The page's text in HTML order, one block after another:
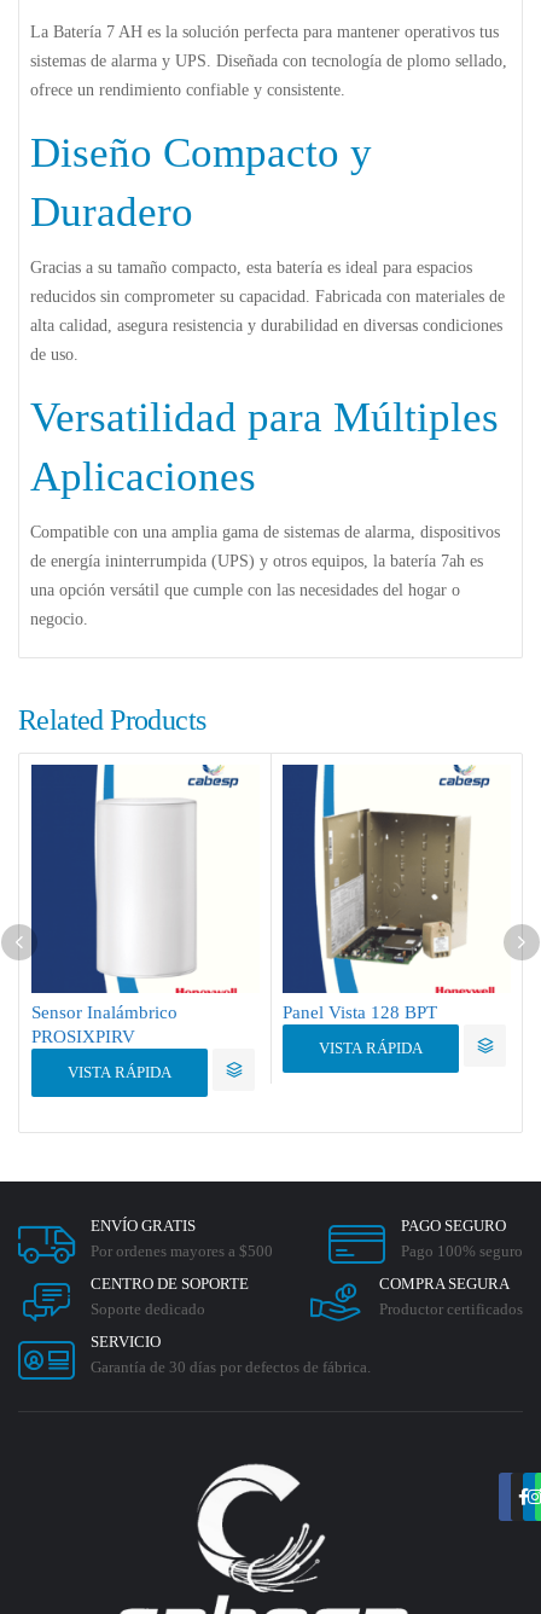
La Batería 7 AH es la solución perfecta para mantener operativos tus
sistemas de alarma y UPS. Diseñada con tecnología de plomo sellado,
ofrece un rendimiento confiable y consistente.
Diseño Compacto y
Duradero
Gracias a su tamaño compacto, esta batería es ideal para espacios
reducidos sin comprometer su capacidad. Fabricada con materiales de
alta calidad, asegura resistencia y durabilidad en diversas condiciones
de uso.
Versatilidad para Múltiples
Aplicaciones
Compatible con una amplia gama de sistemas de alarma, dispositivos
de energía ininterrumpida (UPS) y otros equipos, la batería 7ah es
una opción versátil que cumple con las necesidades del hogar o
negocio.
Related Products
Sensor Inalámbrico
PROSIXPIRV
VISTA RÁPIDA
Panel Vista 128 BPT
VISTA RÁPIDA
ENVÍO GRATIS
Por ordenes mayores a $500
PAGO SEGURO
Pago 100% seguro
CENTRO DE SOPORTE
Soporte dedicado
COMPRA SEGURA
Productor certificados
SERVICIO
Garantía de 30 días por defectos de fábrica.